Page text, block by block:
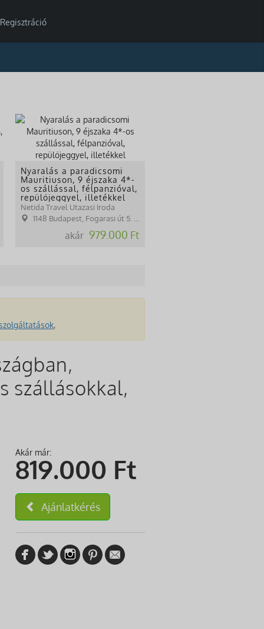
Regisztráció
Nyaralás a paradicsomi
Mauritiuson, 9 éjszaka 4*-
os szállással, félpanzióval,
repülőjeggyel, illetékkel
Netida Travel Utazasi Iroda
1148 Budapest, Fogarasi út 5. 27. ép.( (NINCS SZEMÉLYES ÜGYFÉLFOGADÁS)
akár 979.000 Ft
,
szállásokkal,
Akár már:
819.000 Ft
Ajánlatkérés